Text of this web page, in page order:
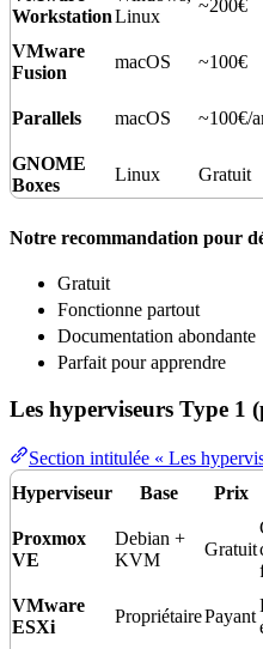
WorkstationLinux
~200€
VMware
Fusion
macOS ~100€
Parallels macOS ~100€/
GNOME
Boxes
Linux Gratuit
Notre recommandation pour
Gratuit
Fonctionne partout
Documentation abondante
Parfait pour apprendre
Les hyperviseurs Type 1
Section intitulée « Les
Hyperviseur
Base Prix
Proxmox
VE
Debian +
KVM
Gratuit
VMware
ESXi
PropriétairePayant